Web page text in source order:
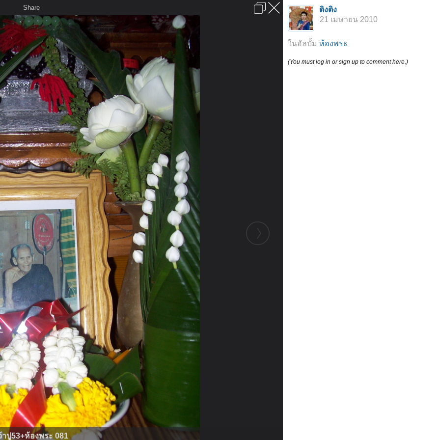
ก
เสียงธรรม สมาชิก ห้องสนทนา
ลงโฆษณา ติดต่อเรา ช่วยเหลือ
Share
าปู53+ห้องพระ 081
ติงติง
21 เมษายน 2010
ในอัลบั้ม ห้องพระ
(You must log in or sign up to comment here.)